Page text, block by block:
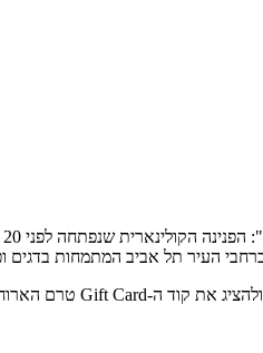
ולהציג את קוד ה-Gift Card טרם הארוחה באמצעות SMS/ מייל/ שובר מודפס. לפרטים נוספים והזמנת מקום: 03-5222886.